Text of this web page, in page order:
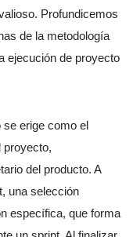
Profundicemos
de la metodología
ejecución de proyecto
se erige como el
proyecto,
del producto. A
una selección
específica, que forma